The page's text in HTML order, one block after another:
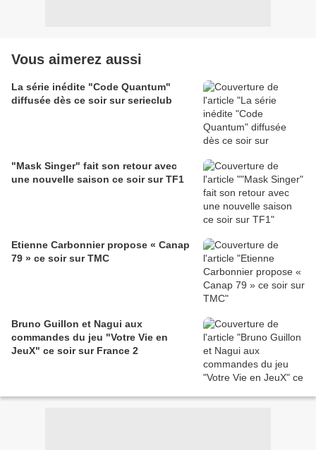
Vous aimerez aussi
La série inédite "Code Quantum"
diffusée dès ce soir sur serieclub
"Mask Singer" fait son retour avec
une nouvelle saison ce soir sur TF1
Etienne Carbonnier propose « Canap
79 » ce soir sur TMC
Bruno Guillon et Nagui aux
commandes du jeu "Votre Vie en
JeuX" ce soir sur France 2